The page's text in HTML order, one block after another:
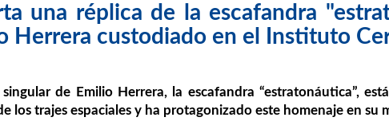
una réplica de la escafandra
Herrera custodiado en el Instituto
de Emilio Herrera, la escafandra “estratonáutica”,
los trajes espaciales y ha protagonizado este homenaje en su